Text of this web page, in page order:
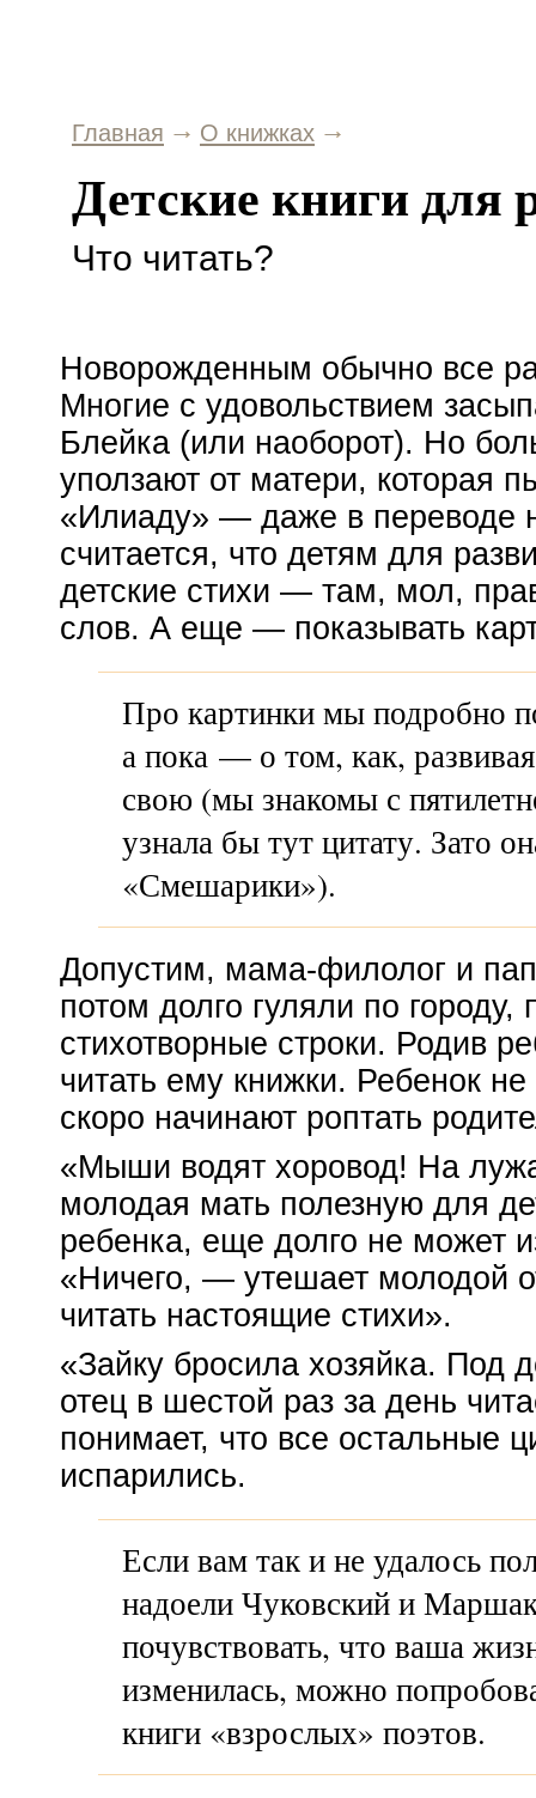
Главная О книжках
Детские книги для
Что читать?
Новорожденным обычно все
Многие с удовольствием
Блейка (или наоборот). Но
уползают от матери, которая
«Илиаду» — даже в переводе
считается, что детям для
детские стихи — там, мол,
слов. А еще — показывать
Про картинки мы подробно
а пока — о том, как,
свою (мы знакомы с
узнала бы тут цитату. Зато
«Смешарики»).
Допустим, мама-филолог и
потом долго гуляли по городу,
стихотворные строки. Родив
читать ему книжки. Ребенок
скоро начинают роптать
«Мыши водят хоровод! На
молодая мать полезную для
ребенка, еще долго не может
«Ничего, — утешает молодой
читать настоящие стихи».
«Зайку бросила хозяйка. Под
отец в шестой раз за день
понимает, что все остальные
испарились.
Если вам так и не удалось
надоели Чуковский и
почувствовать, что ваша
изменилась, можно
книги «взрослых» поэтов.